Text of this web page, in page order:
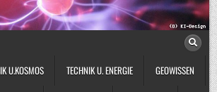
U.KOSMOS TECHNIK U. ENERGIE GEOWISSEN